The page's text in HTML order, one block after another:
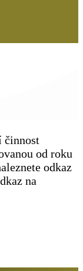
činnost
od roku
odkaz
na